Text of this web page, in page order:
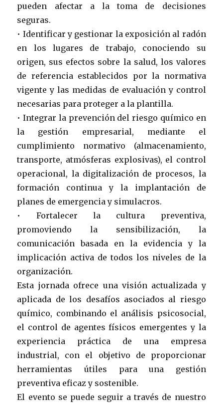
pueden afectar a la toma de decisiones
seguras.
• Identificar y gestionar la exposición al radón
en los lugares de trabajo, conociendo su
origen, sus efectos sobre la salud, los valores
de referencia establecidos por la normativa
vigente y las medidas de evaluación y control
necesarias para proteger a la plantilla.
• Integrar la prevención del riesgo químico en
la gestión empresarial, mediante el
cumplimiento normativo (almacenamiento,
transporte, atmósferas explosivas), el control
operacional, la digitalización de procesos, la
formación continua y la implantación de
planes de emergencia y simulacros.
• Fortalecer la cultura preventiva,
promoviendo la sensibilización, la
comunicación basada en la evidencia y la
implicación activa de todos los niveles de la
organización.
Esta jornada ofrece una visión actualizada y
aplicada de los desafíos asociados al riesgo
químico, combinando el análisis psicosocial,
el control de agentes físicos emergentes y la
experiencia práctica de una empresa
industrial, con el objetivo de proporcionar
herramientas útiles para una gestión
preventiva eficaz y sostenible.
El evento se puede seguir a través de nuestro